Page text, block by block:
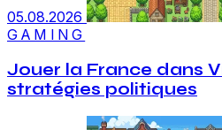
05.08.2026
GAMING
Jouer la France dans
stratégies politiques